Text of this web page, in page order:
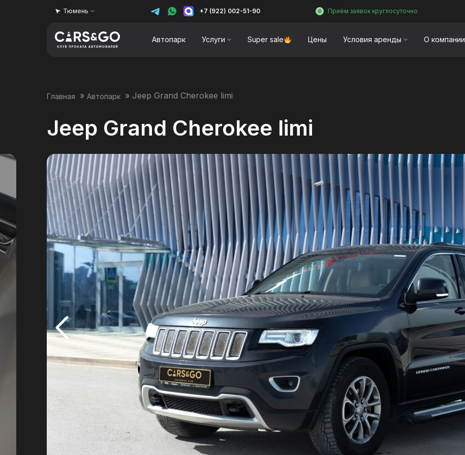
Автопарк Услуги Super sale Цены Условия аренды О компании
Тюмень +7 (922) 002-51-90 Приём заявок круглосуточно
Главная » Автопарк » Jeep Grand Cherokee limi
Jeep Grand Cherokee limi